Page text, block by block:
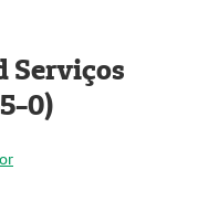
Serviços
0)